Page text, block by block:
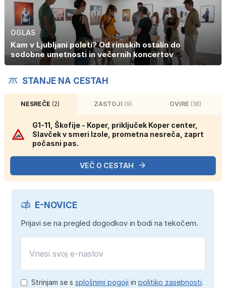
OGLAS
Kam v Ljubljani poleti? Od rimskih ostalin do
sodobne umetnosti in večernih koncertov
STANJE NA CESTAH
NESREČE(2) ZASTOJI (9) OVIRE (18)
G1-11, Škofije - Koper, priključek Koper center,
Slavček v smeri Izole, prometna nesreča, zaprt
počasni pas.
VEČ O CESTAH
E-NOVICE
Prijavi se na pregled dogodkov in bodi na tekočem.
Strinjam se s splošnimi pogoji in politiko zasebnosti.